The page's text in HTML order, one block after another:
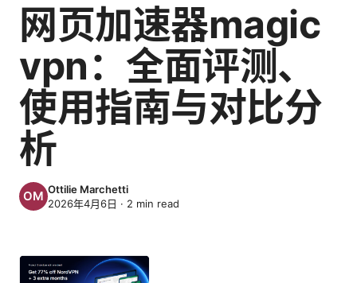
网页加速器magic
vpn：全面评测、
使用指南与对比分
析
Ottilie Marchetti
2026年4月6日 · 2 min read